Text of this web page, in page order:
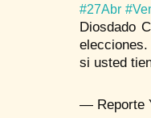
#27Abr
Diosdado
elecciones.
si usted
— Reporte